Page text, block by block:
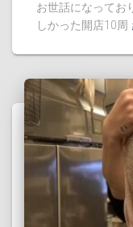
お世話になってお
しかった開店10周